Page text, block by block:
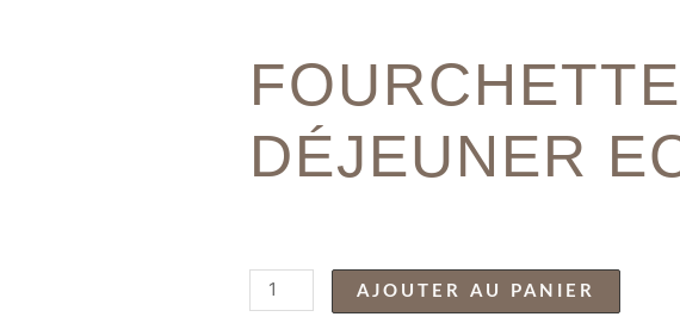
FOURCHETTE
DÉJEUNER
quantité
de
AJOUTER AU PANIER